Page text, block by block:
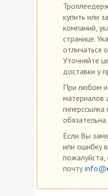
купить или
компаний,
странице.
отличаться
Уточняйте
доставки у
При любом
материалов
обязательна.
Если Вы
или ошибку
почту